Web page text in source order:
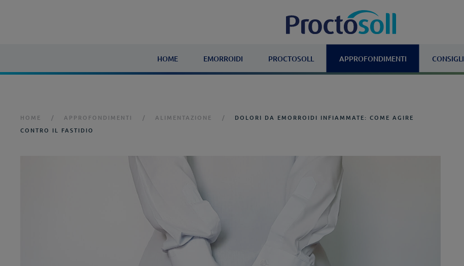
HOME EMORROIDI PROCTOSOLL APPROFONDIMENTI CONSIGLI
HOME APPROFONDIMENTI ALIMENTAZIONE
DOLORI DA EMORROIDI INFIAMMATE: COME AGIRE
CONTRO IL FASTIDIO